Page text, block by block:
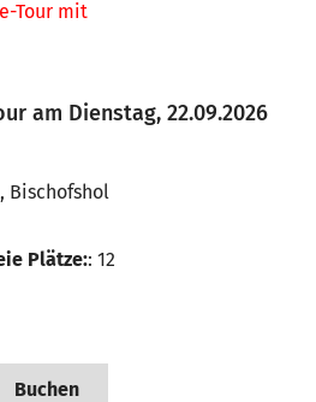
am Dienstag, 22.09.2026
Bischofshol
Plätze:: 12
Buchen